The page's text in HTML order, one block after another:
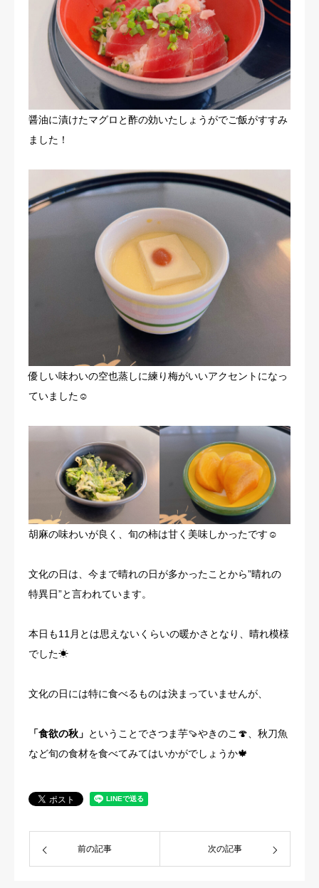
醤油に漬けたマグロと酢の効いたしょうがでご飯がすすみ
ました！
優しい味わいの空也蒸しに練り梅がいいアクセントになっ
ていました☺
胡麻の味わいが良く、旬の柿は甘く美味しかったです☺
文化の日は、今まで晴れの日が多かったことから”晴れの
特異日”と言われています。
本日も11月とは思えないくらいの暖かさとなり、晴れ模様
でした☀
文化の日には特に食べるものは決まっていませんが、
「食欲の秋」 ということでさつま芋🍠やきのこ🍄、秋刀魚
など旬の食材を食べてみてはいかがでしょうか🍁
前の記事 次の記事